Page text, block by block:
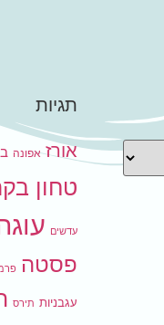
תגיות
אורז אפונה
טחון
עדשים
פסטה
עגבניות תירס